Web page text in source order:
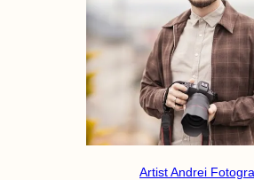
Artist Andrei